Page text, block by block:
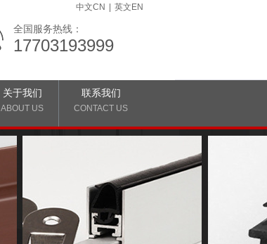
中文CN 英文EN
全国服务热线：
17703193999
关于我们
ABOUT US
联系我们
CONTACT US